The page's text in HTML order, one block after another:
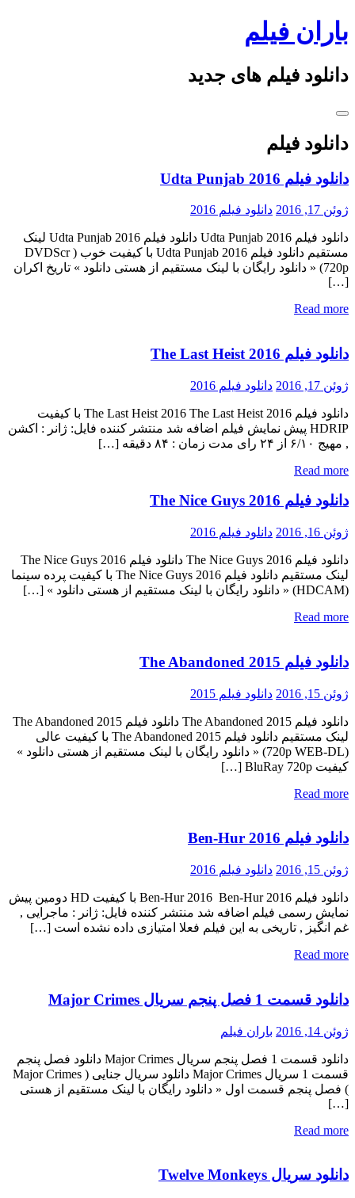
Skip
to
content
باران فیلم
دانلود فیلم های جدید
دانلود فیلم
دانلود فیلم Udta Punjab 2016
ژوئن 17, 2016 دانلود فیلم 2016
دانلود فیلم Udta Punjab 2016 دانلود فیلم Udta Punjab 2016 لینک
مستقیم دانلود فیلم Udta Punjab 2016 با کیفیت خوب ( DVDScr
720p) « دانلود رایگان با لینک مستقیم از هستی دانلود » تاریخ اکران
[…]
Read more
دانلود فیلم The Last Heist 2016
ژوئن 17, 2016 دانلود فیلم 2016
دانلود فیلم The Last Heist 2016 The Last Heist 2016 با کیفیت
HDRIP پیش نمایش فیلم اضافه شد منتشر کننده فایل: ژانر : اکشن
, مهیج ۶/۱۰ از ۲۴ رای مدت زمان : ۸۴ دقیقه […]
Read more
دانلود فیلم The Nice Guys 2016
ژوئن 16, 2016 دانلود فیلم 2016
دانلود فیلم The Nice Guys 2016 دانلود فیلم The Nice Guys 2016
لینک مستقیم دانلود فیلم The Nice Guys 2016 با کیفیت پرده سینما
(HDCAM) « دانلود رایگان با لینک مستقیم از هستی دانلود » […]
Read more
دانلود فیلم The Abandoned 2015
ژوئن 15, 2016 دانلود فیلم 2015
دانلود فیلم The Abandoned 2015 دانلود فیلم The Abandoned 2015
لینک مستقیم دانلود فیلم The Abandoned 2015 با کیفیت عالی
(720p WEB-DL) « دانلود رایگان با لینک مستقیم از هستی دانلود »
کیفیت BluRay 720p […]
Read more
دانلود فیلم Ben-Hur 2016
ژوئن 15, 2016 دانلود فیلم 2016
دانلود فیلم Ben-Hur 2016 Ben-Hur 2016 با کیفیت HD دومین پیش
نمایش رسمی فیلم اضافه شد منتشر کننده فایل: ژانر : ماجرایی ,
غم انگیز , تاریخی به این فیلم فعلا امتیازی داده نشده است […]
Read more
دانلود قسمت 1 فصل پنجم سریال Major Crimes
ژوئن 14, 2016 باران فیلم
دانلود قسمت 1 فصل پنجم سریال Major Crimes دانلود فصل پنجم
قسمت 1 سریال Major Crimes دانلود سریال جنایی ( Major Crimes
) فصل پنجم قسمت اول « دانلود رایگان با لینک مستقیم از هستی
[…]
Read more
دانلود سریال Twelve Monkeys